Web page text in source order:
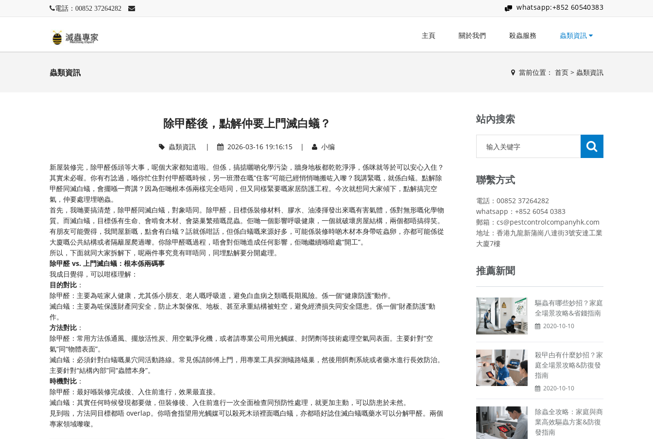
電話：00852 37264282 whatsapp:+852 60540383
主頁 關於我們 殺蟲服務 蟲類資訊
蟲類資訊 當前位置： 首页 > 蟲類資訊
除甲醛後，點解仲要上門滅白蟻？
蟲類資訊 | 2026-03-16 19:16:15 | 小编
新屋裝修完，除甲醛係頭等大事，呢個大家都知道啦。但係，搞掂曬啲化學污染，牆身地板都乾乾淨淨，係咪就等於可以安心入住？
其實未必喔。你有冇諗過，喺你忙住對付甲醛嘅時候，另一班潛在嘅“住客”可能已經悄悄哋搬咗入嚟？我講緊嘅，就係白蟻。點解除
甲醛同滅白蟻，會擺喺一齊講？因為佢哋根本係兩樣完全唔同，但又同樣緊要嘅家居防護工程。今次就想同大家傾下，點解搞完空
氣，仲要處理埋啲蟲。
首先，我哋要搞清楚，除甲醛同滅白蟻，對象唔同。除甲醛，目標係裝修材料、膠水、油漆揮發出來嘅有害氣體，係對無形嘅化學物
質。而滅白蟻，目標係有生命、會啃食木材、會築巢繁殖嘅昆蟲。佢哋一個影響呼吸健康，一個就破壞房屋結構，兩個都唔搞得笑。
有朋友可能覺得，我間屋新嘅，點會有白蟻？話就係咁話，但係白蟻嘅來源好多，可能係裝修時啲木材本身帶咗蟲卵，亦都可能係從
大廈嘅公共結構或者隔籬屋爬過嚟。你除甲醛嘅過程，唔會對佢哋造成任何影響，佢哋繼續喺暗處“開工”。
所以，下面就同大家拆解下，呢兩件事究竟有咩唔同，同埋點解要分開處理。
除甲醛 vs. 上門滅白蟻：根本係兩碼事
我成日覺得，可以咁樣理解：
目的對比 ：
除甲醛：主要為咗家人健康，尤其係小朋友、老人嘅呼吸道，避免白血病之類嘅長期風險。係一個“健康防護”動作。
滅白蟻：主要為咗保護財產同安全，防止木製傢俬、地板、甚至承重結構被蛀空，避免經濟損失同安全隱患。係一個“財產防護”動
作。
方法對比 ：
除甲醛：常用方法係通風、擺放活性炭、用空氣淨化機，或者請專業公司用光觸媒、封閉劑等技術處理空氣同表面。主要針對“空
氣”同“物體表面”。
滅白蟻：必須針對白蟻嘅巢穴同活動路線。常見係請師傅上門，用專業工具探測蟻路蟻巢，然後用餌劑系統或者藥水進行長效防治。
主要針對“結構內部”同“蟲體本身”。
時機對比 ：
除甲醛：最好喺裝修完成後、入住前進行，效果最直接。
滅白蟻：其實任何時候發現都要做，但裝修後、入住前進行一次全面檢查同預防性處理，就更加主動，可以防患於未然。
見到啦，方法同目標都唔 overlap。你唔會指望用光觸媒可以殺死木頭裡面嘅白蟻，亦都唔好諗住滅白蟻嘅藥水可以分解甲醛。兩個
專家領域嚟㗎。
站內搜索
聯繫方式
電話：00852 37264282
whatsapp：+852 6054 0383
郵箱：cs@pestcontrolcompanyhk.com
地址：香港九龍新蒲崗八達街3號安達工業
大廈7樓
推薦新聞
驅蟲有哪些妙招？家庭
全場景攻略&省錢指南
2020-10-10
殺曱甴有什麼妙招？家
庭全場景攻略&防復發
指南
2020-10-10
除蟲全攻略：家庭與商
業高效驅蟲方案&防復
發指南